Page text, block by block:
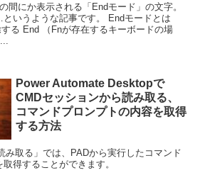
間にか表示される「Endモード」の文字。
いうような記事です。 Endモードとは
る End （Fnが存在するキーボードの場
Power Automate Desktopで
CMDセッションから読み取る、
コマンドプロンプトの内容を取得
する方法
み取る」では、PADから実行したコマンド
得することができます。